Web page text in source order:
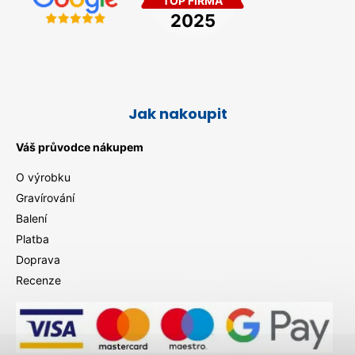
Jak nakoupit
Váš průvodce nákupem
O výrobku
Gravírování
Balení
Platba
Doprava
Recenze